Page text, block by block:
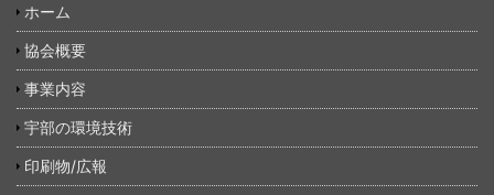
ホーム
協会概要
事業内容
宇部の環境技術
印刷物/広報